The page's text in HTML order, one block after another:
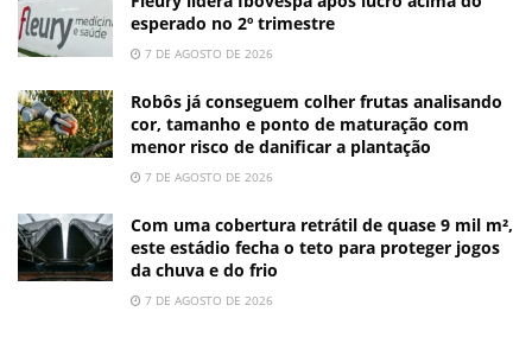
esperado no 2º trimestre
7 DE AGOSTO DE 2026
Robôs já conseguem colher frutas analisando
cor, tamanho e ponto de maturação com
menor risco de danificar a plantação
7 DE AGOSTO DE 2026
Com uma cobertura retrátil de quase 9 mil m²,
este estádio fecha o teto para proteger jogos
da chuva e do frio
7 DE AGOSTO DE 2026